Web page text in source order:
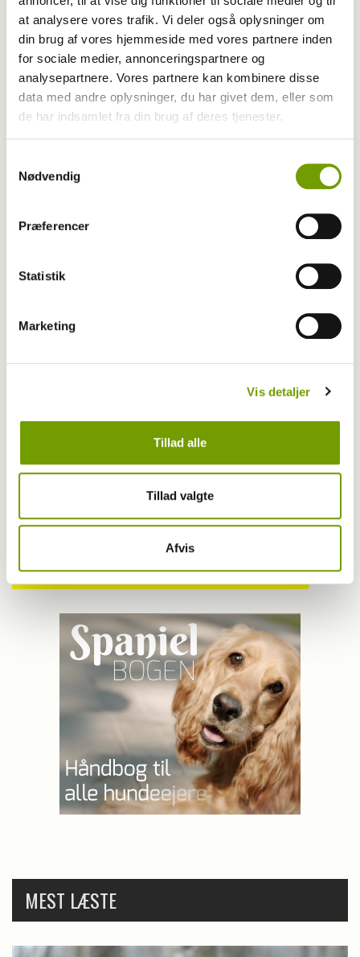
at analysere vores trafik. Vi deler også oplysninger om
din brug af vores hjemmeside med vores partnere inden
for sociale medier, annonceringspartnere og
analysepartnere. Vores partnere kan kombinere disse
data med andre oplysninger, du har givet dem, eller som
de har indsamlet fra din brug af deres tjenester.
Nødvendig
Præferencer
Statistik
Marketing
Vis detaljer
Tillad alle
Tillad valgte
Afvis
Dansk Kennel Klub
HUND I FOKUS: Skandinaviens største K9
Biathlon skudt i gang
Galleri: Se de placerede juniorhandlere fra
Har du en nyhed eller god historie?
Kontakt Rinnie Mathilde Ilsøe van Oosterhout
MEST LÆSTE